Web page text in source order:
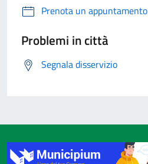
Prenota un appuntamento
Problemi in città
Segnala disservizio